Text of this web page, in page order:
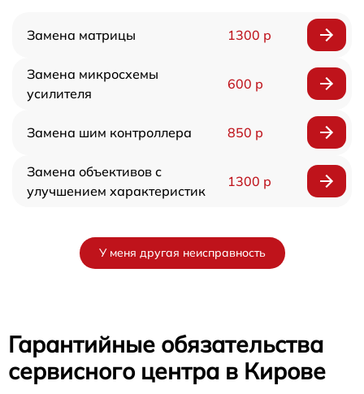
Замена матрицы 1300 р
Замена микросхемы
усилителя
600 р
Замена шим контроллера 850 р
Замена объективов с
улучшением характеристик
1300 р
У меня другая неисправность
Гарантийные обязательства
сервисного центра в Кирове